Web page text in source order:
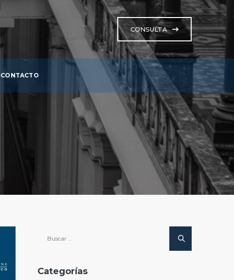
CONSULTA
CONTACTO
Categorías